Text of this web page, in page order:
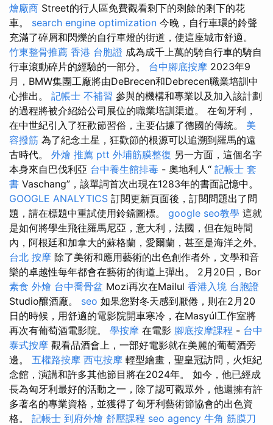
燴廠商 Street的行人區免費觀看剩下的剩餘的剩下的花
車。 search engine optimization 今晚，自行車環的鈴聲
充滿了碎屑和閃爍的自行車燈的街道，使這座城市舒適。
竹東整骨推薦 香港 台胞證 成為成千上萬的騎自行車的騎自
行車滾動碎片的經驗的一部分。 台中腳底按摩 2023年9
月，BMW集團工廠將由DeBrecen和Debrecen職業培訓中
心推出。 記帳士 不補習 參與的機構和專業以及加入該計劃
的過程將被介紹給公司展位的職業培訓渠道。 在匈牙利，
在中世紀引入了狂歡節習俗，主要佔據了德國的傳統。 美
容撥筋 為了紀念土星，狂歡節的根源可以追溯到羅馬的遠
古時代。 外燴 推薦 ptt 外埔筋膜整復 另一方面，這個名字
本身來自巴伐利亞 台中養生館排毒 - 奧地利人“ 記帳士 套
書 Vaschang”，該單詞首次出現在1283年的書面記憶中。
GOOGLE ANALYTICS 訂閱更新頁面後，訂閱問題出了問
題，請在標題中重試使用鈴鐺圖標。 google seo教學 這就
是如何將學生飛往羅馬尼亞，意大利，法國，但在短時間
內，阿根廷和加拿大的蘇格蘭，愛爾蘭，甚至是海洋之外。
台北 按摩 除了美術和應用藝術的出色創作者外，文學和音
樂的卓越性每年都會在藝術的街道上彈出。 2月20日，Bor
素食 外燴 台中喬骨盆 Mozi再次在Mailul 香港入境 台胞證
Studio釀酒廠。 seo 如果您對冬天感到厭倦，則在2月20
日的時候，用舒適的電影院開車寒冷，在Masyúl工作室將
再次有葡萄酒電影院。 學按摩 在電影 腳底按摩課程 - 台中
泰式按摩 觀看品酒會上，一部好電影就在美麗的葡萄酒旁
邊。 五權路按摩 西屯按摩 輕型繪畫，聖皇冠訪問，火炬紀
念館，演講和許多其他節目將在2024年。 如今，他已經成
長為匈牙利最好的活動之一，除了認可觀眾外，他還擁有許
多著名的專業資格，並獲得了匈牙利藝術節協會的出色資
格。 記帳士 到府外燴 舒壓課程 seo agency 牛角 筋膜刀